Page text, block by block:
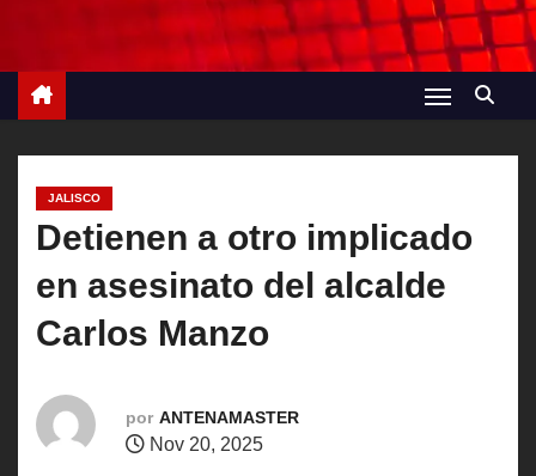
JALISCO
Detienen a otro implicado
en asesinato del alcalde
Carlos Manzo
por ANTENAMASTER
Nov 20, 2025